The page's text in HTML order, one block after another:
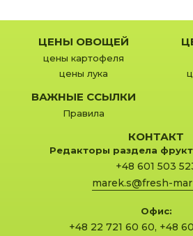
ЦЕНЫ ОВОЩЕЙ
цены картофеля
цены лука
ВАЖНЫЕ ССЫЛКИ
Правила
КОНТАКТ
Редакторы раздела
+48 601 503
marek.s@fresh-
Офис:
+48 22 721 60 60, +48